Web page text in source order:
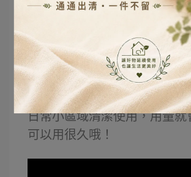
了！
另外，這瓶是4倍濃縮的清潔
果1瓶可以抵市售4瓶，當然第
油垢很重，可用原液直接使用
油垢沒那麼重了，就可以稀
日常小區域清潔使用，用量就
可以用很久哦！